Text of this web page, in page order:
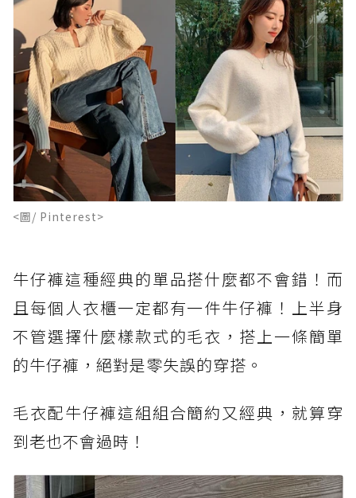
<圖/ Pinterest>
牛仔褲這種經典的單品搭什麼都不會錯！而
且每個人衣櫃一定都有一件牛仔褲！上半身
不管選擇什麼樣款式的毛衣，搭上一條簡單
的牛仔褲，絕對是零失誤的穿搭。
毛衣配牛仔褲這組組合簡約又經典，就算穿
到老也不會過時！